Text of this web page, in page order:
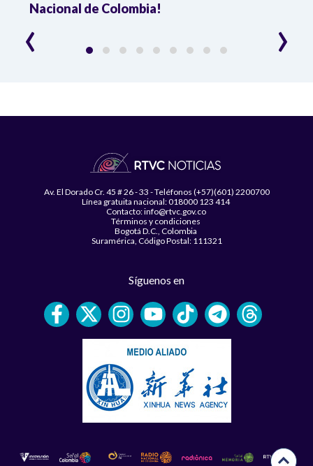
Nacional de Colombia!
‹ ›
Av. El Dorado Cr. 45 # 26 - 33 - Teléfonos (+57)(601) 2200700
Línea gratuita nacional: 018000 123 414
Contacto: info@rtvc.gov.co
Términos y condiciones
Bogotá D.C., Colombia
Suramérica, Código Postal: 111321
Síguenos en